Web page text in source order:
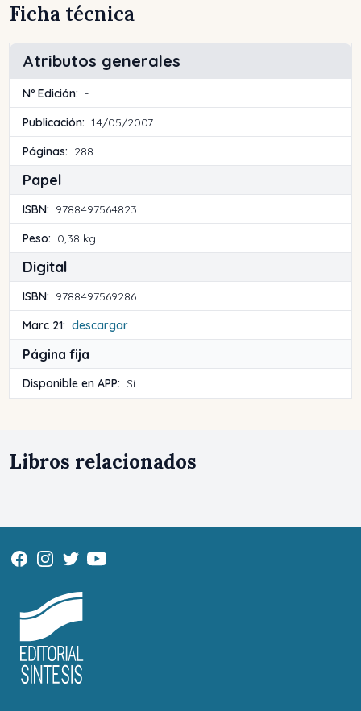
Ficha técnica
Atributos generales
Nº Edición: -
Publicación: 14/05/2007
Páginas: 288
Papel
ISBN: 9788497564823
Peso: 0,38 kg
Digital
ISBN: 9788497569286
Marc 21: descargar
Página fija
Disponible en APP: Sí
Libros relacionados